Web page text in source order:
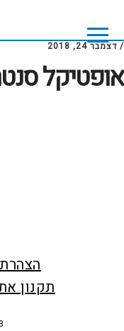
main
content
footer
/ דצמבר 24, 2018
אופטיקל
תקנון